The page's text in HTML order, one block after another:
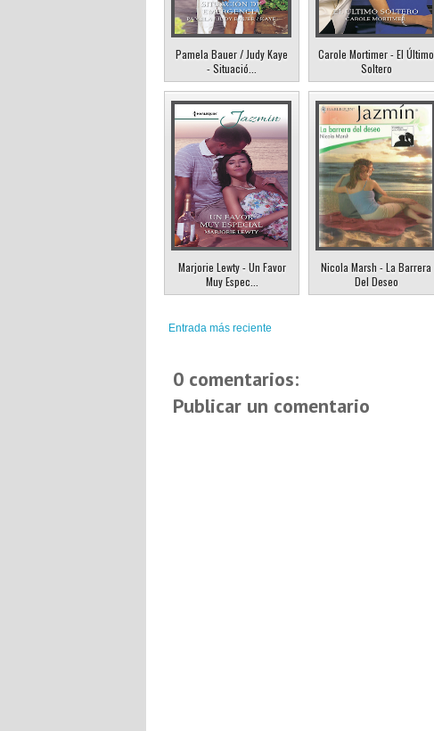
Pamela Bauer / Judy Kaye
- Situació...
Carole Mortimer - El Último
Soltero
Marjorie Lewty - Un Favor
Muy Espec...
Nicola Marsh - La Barrera
Del Deseo
Entrada más reciente
0 comentarios:
Publicar un comentario